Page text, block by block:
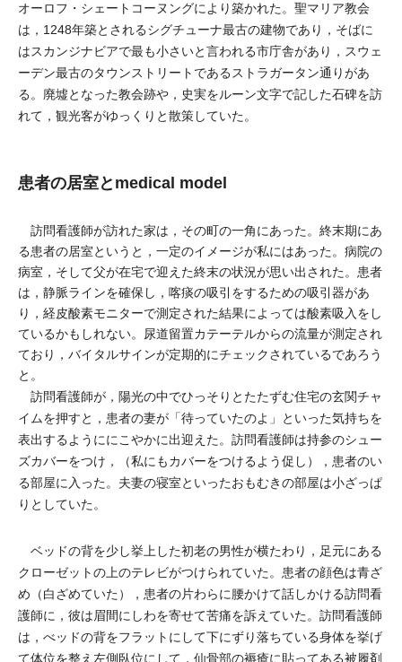
オーロフ・シェートコーヌングにより築かれた。聖マリア教会
は，1248年築とされるシグチューナ最古の建物であり，そばに
はスカンジナビアで最も小さいと言われる市庁舎があり，スウェ
ーデン最古のタウンストリートであるストラガータン通りがあ
る。廃墟となった教会跡や，史実をルーン文字で記した石碑を訪
れて，観光客がゆっくりと散策していた。
患者の居室とmedical model
訪問看護師が訪れた家は，その町の一角にあった。終末期にあ
る患者の居室というと，一定のイメージが私にはあった。病院の
病室，そして父が在宅で迎えた終末の状況が思い出された。患者
は，静脈ラインを確保し，喀痰の吸引をするための吸引器があ
り，経皮酸素モニターで測定された結果によっては酸素吸入をし
ているかもしれない。尿道留置カテーテルからの流量が測定され
ており，バイタルサインが定期的にチェックされているであろう
と。
訪問看護師が，陽光の中でひっそりとたたずむ住宅の玄関チャ
イムを押すと，患者の妻が「待っていたのよ」といった気持ちを
表出するようににこやかに出迎えた。訪問看護師は持参のシュー
ズカバーをつけ，（私にもカバーをつけるよう促し），患者のい
る部屋に入った。夫妻の寝室といったおもむきの部屋は小ざっぱ
りとしていた。
ベッドの背を少し挙上した初老の男性が横たわり，足元にある
クローゼットの上のテレビがつけられていた。患者の顔色は青ざ
め（白ざめていた），患者の片わらに腰かけて話しかける訪問看
護師に，彼は眉間にしわを寄せて苦痛を訴えていた。訪問看護師
は，べッドの背をフラットにして下にずり落ちている身体を挙げ
て体位を整え左側臥位にして，仙骨部の褥瘡に貼ってある被履剤